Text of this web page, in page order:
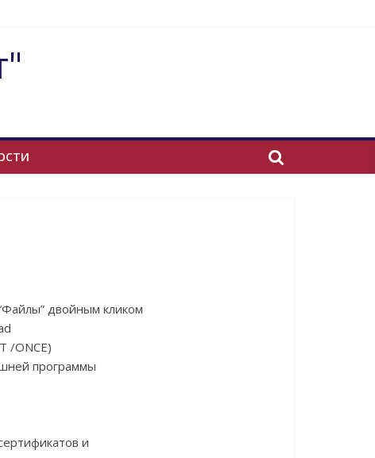
двойным кликом
/ONCE)
программы
и